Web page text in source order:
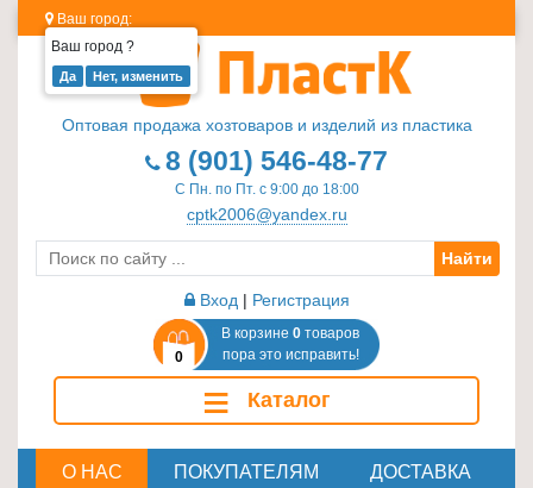
Ваш город:
Ваш город ?
Оптовая продажа хозтоваров и изделий из пластика
8 (901) 546-48-77
С Пн. по Пт. с 9:00 до 18:00
cptk2006@yandex.ru
Найти
Вход | Регистрация
0
В корзине 0 товаров
пора это исправить!
≡ Каталог
О НАС ПОКУПАТЕЛЯМ ДОСТАВКА
Изделия
Стеклотара
Пластиковая
+